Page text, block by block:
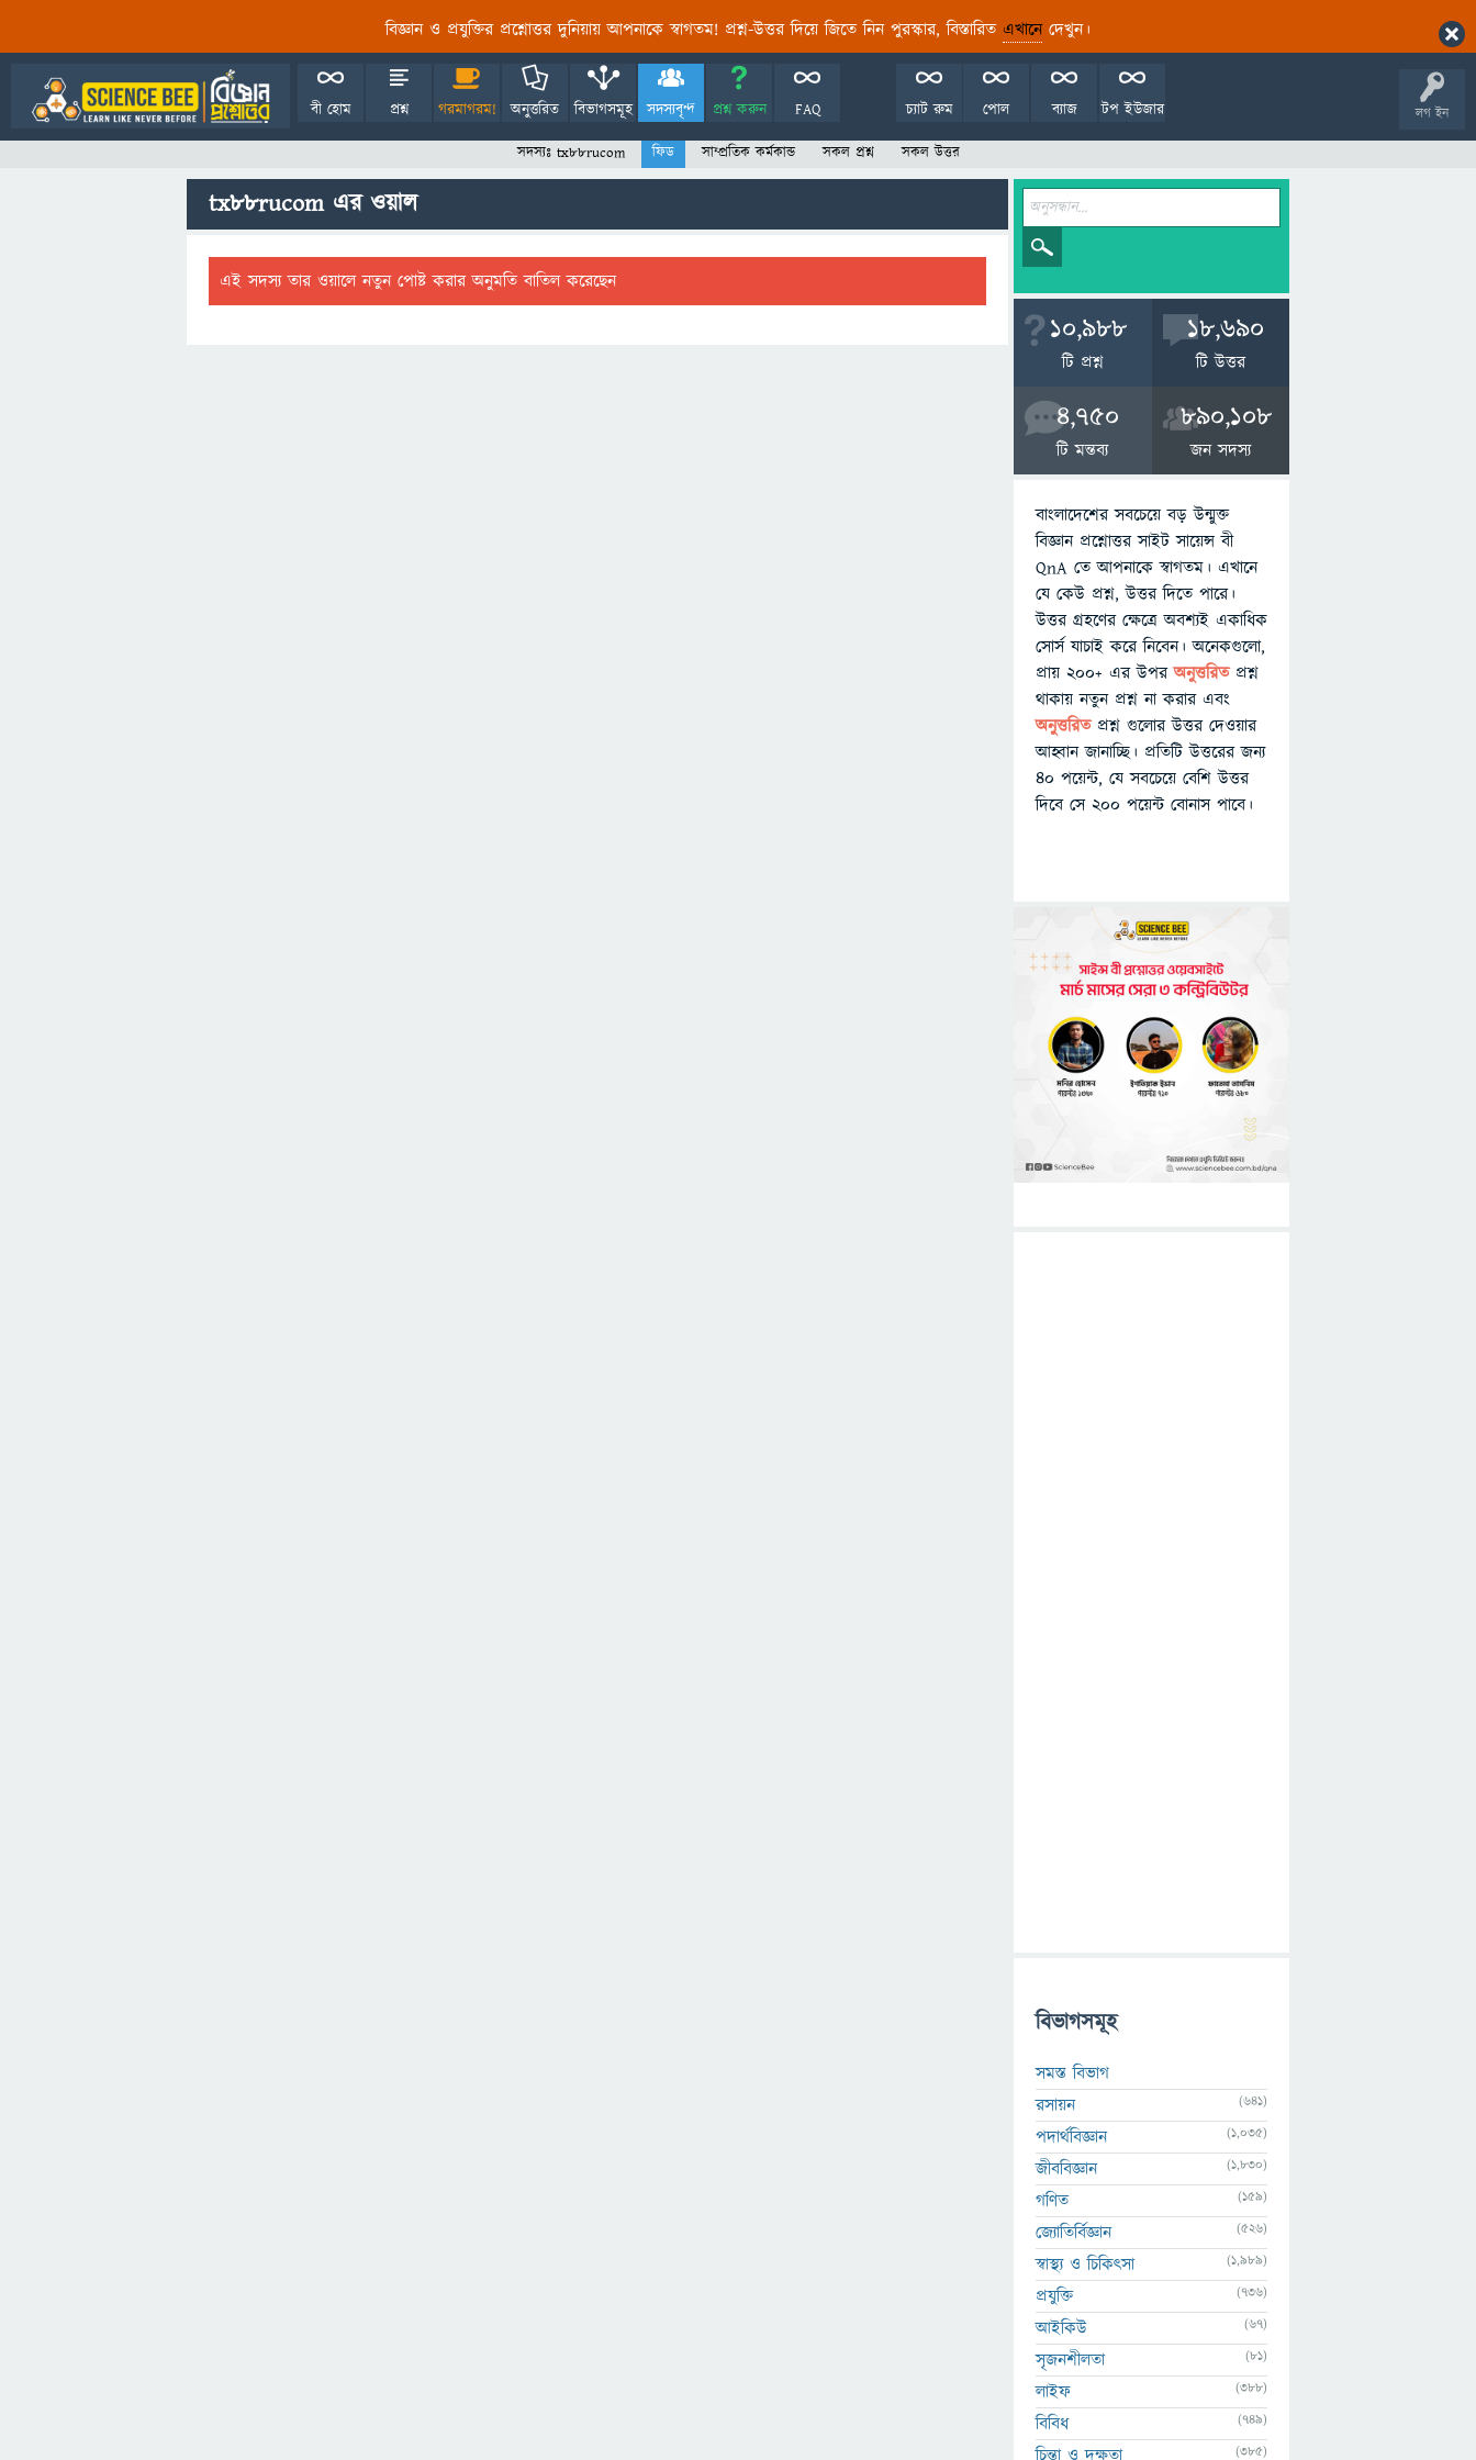
বিজ্ঞান ও প্রযুক্তির প্রশ্নোত্তর দুনিয়ায় আপনাকে স্বাগতম! প্রশ্ন-উত্তর দিয়ে জিতে নিন পুরস্কার, বিস্তারিত এখানেদেখুন।
লগ ইন
বী হোম প্রশ্ন গরমাগরম! অনুত্তরিত বিভাগসমূহ সদস্যবৃন্দ প্রশ্ন করুন FAQ টপ ইউজার
ব্যাজ
পোল
চ্যাট রুম
সদস্যঃ tx88rucom ফিড সাম্প্রতিক কর্মকান্ড সকল প্রশ্ন সকল উত্তর
tx88rucom এর ওয়াল
এই সদস্য তার ওয়ালে নতুন পোষ্ট করার অনুমতি বাতিল করেছেন
10,988
টি প্রশ্ন
18,690
টি উত্তর
4,750
টি মন্তব্য
890,108
জন সদস্য
বাংলাদেশের সবচেয়ে বড় উন্মুক্ত
বিজ্ঞান প্রশ্নোত্তর সাইট সায়েন্স বী
QnA তে আপনাকে স্বাগতম। এখানে
যে কেউ প্রশ্ন, উত্তর দিতে পারে।
উত্তর গ্রহণের ক্ষেত্রে অবশ্যই একাধিক
সোর্স যাচাই করে নিবেন। অনেকগুলো,
প্রায় ২০০+ এর উপরঅনুত্তরিতপ্রশ্ন
থাকায় নতুন প্রশ্ন না করার এবং
অনুত্তরিত প্রশ্ন গুলোর উত্তর দেওয়ার
আহ্বান জানাচ্ছি। প্রতিটি উত্তরের জন্য
৪০ পয়েন্ট, যে সবচেয়ে বেশি উত্তর
দিবে সে ২০০ পয়েন্ট বোনাস পাবে।
বিভাগসমূহ
সমস্ত বিভাগ
রসায়ন
(641)
পদার্থবিজ্ঞান (1,035)
জীববিজ্ঞান (1,830)
গণিত (159)
জ্যোতির্বিজ্ঞান (526)
স্বাস্থ্য ও চিকিৎসা (1,989)
প্রযুক্তি (736)
আইকিউ (67)
সৃজনশীলতা (81)
লাইফ (388)
বিবিধ (749)
চিন্তা ও দক্ষতা (385)